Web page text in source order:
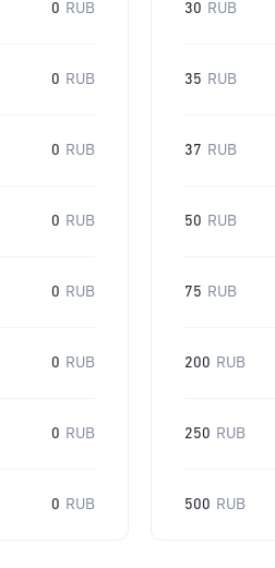
0 RUB
0 RUB
0 RUB
0 RUB
0 RUB
0 RUB
0 RUB
0 RUB
30 RUB
35 RUB
37 RUB
50 RUB
75 RUB
200 RUB
250 RUB
500 RUB